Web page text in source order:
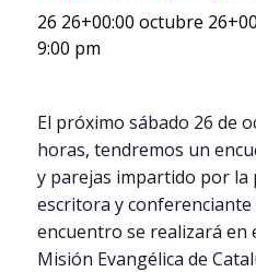
26 26+00:00 octubre
9:00 pm
El próximo sábado 26 de
horas, tendremos un
y parejas impartido por la
escritora y conferenciante
encuentro se realizará en
Misión Evangélica de